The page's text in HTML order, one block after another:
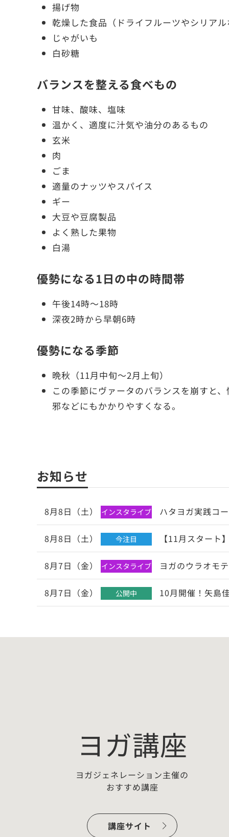
揚げ物
乾燥した食品（ドライフルーツやシリア
じゃがいも
白砂糖
バランスを整える食べもの
甘味、酸味、塩味
温かく、適度に汁気や油分のあるもの
玄米
肉
ごま
適量のナッツやスパイス
ギー
大豆や豆腐製品
よく熟した果物
白湯
優勢になる1日の中の時間帯
午後14時〜18時
深夜2時から早朝6時
優勢になる季節
晩秋（11月中旬〜2月上旬）
この季節にヴァータのバランスを崩すと
邪などにもかかりやすくなる。
お知らせ
8月8日（土） インスタライブ ハタヨガ実践コ
8月8日（土） 今注目 【11月スタート
8月7日（金） インスタライブ ヨガのウラオモ
8月7日（金） 公開中 10月開催！矢島
ヨガ講座
ヨガジェネレーション主催の
おすすめ講座
講座サイト
っとヨガ哲学「わかっちゃいるけ